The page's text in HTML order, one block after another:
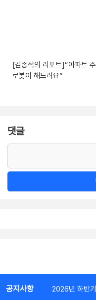
[김종석의 리포트]“아파트
로봇이 해드려요”
댓글
공지사항 2026년 하반